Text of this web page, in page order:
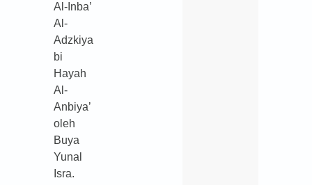
Al-Inba’
Al-
Adzkiya
bi
Hayah
Al-
Anbiya’
oleh
Buya
Yunal
Isra.